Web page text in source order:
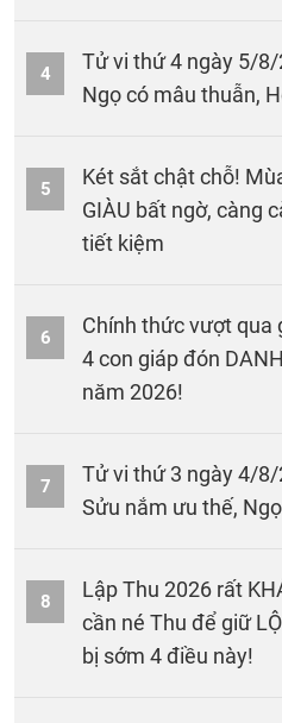
4
Tử vi thứ 4 ngày 5/
Ngọ có mâu thuẫn,
5
Két sắt chật chỗ!
GIÀU bất ngờ, càng
tiết kiệm
6
Chính thức vượt qua
4 con giáp đón
năm 2026!
7
Tử vi thứ 3 ngày 4/
Sửu nắm ưu thế,
8
Lập Thu 2026 rất
cần né Thu để giữ
bị sớm 4 điều này!